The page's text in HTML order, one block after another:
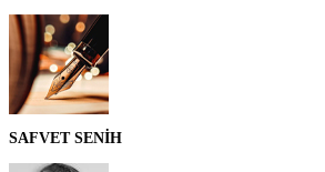
SAFVET SENİH